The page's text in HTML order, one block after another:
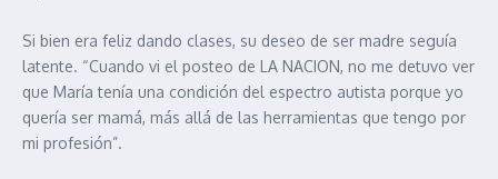
Si bien era feliz dando clases, su deseo de ser madre seguía
latente. “Cuando vi el posteo de LA NACION, no me detuvo ver
que María tenía una condición del espectro autista porque yo
quería ser mamá, más allá de las herramientas que tengo por
mi profesión”.